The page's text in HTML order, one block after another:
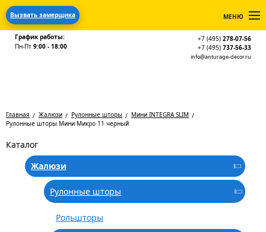
Вызвать замерщика МЕНЮ
График работы:
Пн-Пт 9:00 - 18:00
+7 (495) 278-07-56
+7 (495) 737-56-33
info@anturage-decor.ru
Главная Жалюзи Рулонные шторы
Мини INTEGRA SLIM
Рулонные шторы Мини Микро 11 черный
Каталог
Жалюзи
Рулонные шторы
Рольшторы